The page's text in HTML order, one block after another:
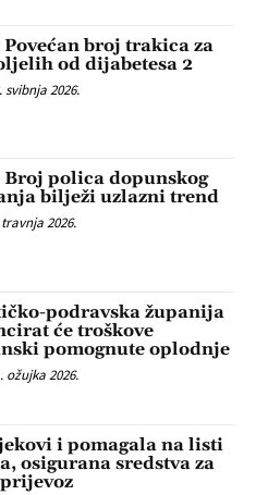
Povećan broj trakica za
od dijabetesa 2
svibnja 2026.
Broj polica dopunskog
bilježi uzlazni trend
2026.
podravska županija
će troškove
pomognute oplodnje
ožujka 2026.
i pomagala na listi
osigurana sredstva za